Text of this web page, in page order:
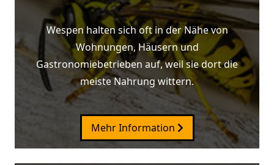
Wespen halten sich oft in der Nähe von
Wohnungen, Häusern und
Gastronomiebetrieben auf, weil sie dort die
meiste Nahrung wittern.
Mehr Information